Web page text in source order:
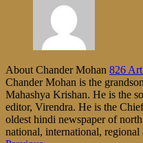
About Chander Mohan 826
Chander Mohan is the
Mahashya Krishan. He is the
editor, Virendra. He is the
oldest hindi newspaper of
national, international, regional